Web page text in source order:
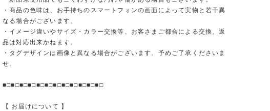
・商品の色味は、お手持ちのスマートフォンの画面によって実物と若干異
なる場合がございます。
・イメージ違いやサイズ・カラー交換等、お客さまご都合による交換、返
品は対応出来かねます。
・タグデザインは画像と異なる場合がございます。予めご了承くださいま
せ。
■□■□■□■□■□■□■□■□■□■□■□■□
【 お届けについて 】